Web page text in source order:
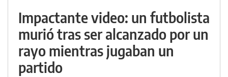
Impactante video: un futbolista
murió tras ser alcanzado por un
rayo mientras jugaban un
partido